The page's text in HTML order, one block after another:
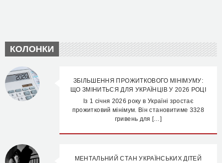
КОЛОНКИ
ЗБІЛЬШЕННЯ ПРОЖИТКОВОГО МІНІМУМУ:
ЩО ЗМІНИТЬСЯ ДЛЯ УКРАЇНЦІВ У 2026 РОЦІ
Із 1 січня 2026 року в Україні зростає
прожитковий мінімум. Він становитиме 3328
гривень для […]
МЕНТАЛЬНИЙ СТАН УКРАЇНСЬКИХ ДІТЕЙ